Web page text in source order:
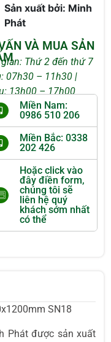
Sản xuất bởi: Minh
Phát
VÀ MUA SẢN
Thứ 2 đến thứ 7
07h30 – 11h30 |
13h00 – 17h00
Miền Nam:
0986 510 206
Miền Bắc: 0338
202 426
Hoặc click vào
đây điền form,
chúng tôi sẽ
liên hệ quý
khách sớm nhất
có thể
SN18
Phát được sản xuất